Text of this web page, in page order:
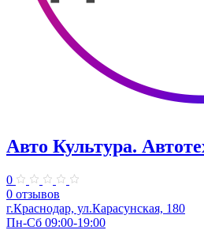
Авто Культура.
0
0 отзывов
​г.Краснодар, ул.Карасунская, 180
Пн-Сб 09:00-19:00